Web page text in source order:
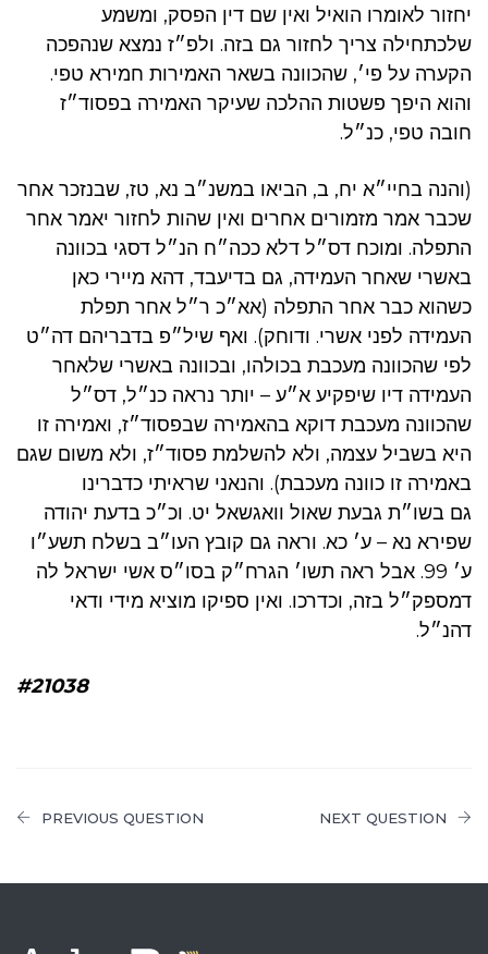
יחזור לאומרו הואיל ואין שם דין הפסק, ומשמע
שלכתחילה צריך לחזור גם בזה. ולפ״ז נמצא שנהפכה
הקערה על פי׳, שהכוונה בשאר האמירות חמירא טפי.
והוא היפך פשטות ההלכה שעיקר האמירה בפסוד״ז
חובה טפי, כנ״ל.
(והנה בחיי״א יח, ב, הביאו במשנ״ב נא, טז, שבנזכר אחר
שכבר אמר מזמורים אחרים ואין שהות לחזור יאמר אחר
התפלה. ומוכח דס״ל דלא ככה״ח הנ״ל דסגי בכוונה
באשרי שאחר העמידה, גם בדיעבד, דהא מיירי כאן
כשהוא כבר אחר התפלה (אא״כ ר״ל אחר תפלת
העמידה לפני אשרי. ודוחק). ואף שיל״פ בדבריהם דה״ט
לפי שהכוונה מעכבת בכולהו, ובכוונה באשרי שלאחר
העמידה דיו שיפקיע א״ע – יותר נראה כנ״ל, דס״ל
שהכוונה מעכבת דוקא בהאמירה שבפסוד״ז, ואמירה זו
היא בשביל עצמה, ולא להשלמת פסוד״ז, ולא משום שגם
באמירה זו כוונה מעכבת). והנאני שראיתי כדברינו
גם בשו״ת גבעת שאול וואגשאל יט. וכ״כ בדעת יהודה
שפירא נא – ע׳ כא. וראה גם קובץ העו״ב בשלח תשע״ו
ע׳ 99. אבל ראה תשו׳ הגרח״ק בסו״ס אשי ישראל לה
דמספק״ל בזה, וכדרכו. ואין ספיקו מוציא מידי ודאי
דהנ״ל.
#21038
PREVIOUS QUESTION NEXT QUESTION